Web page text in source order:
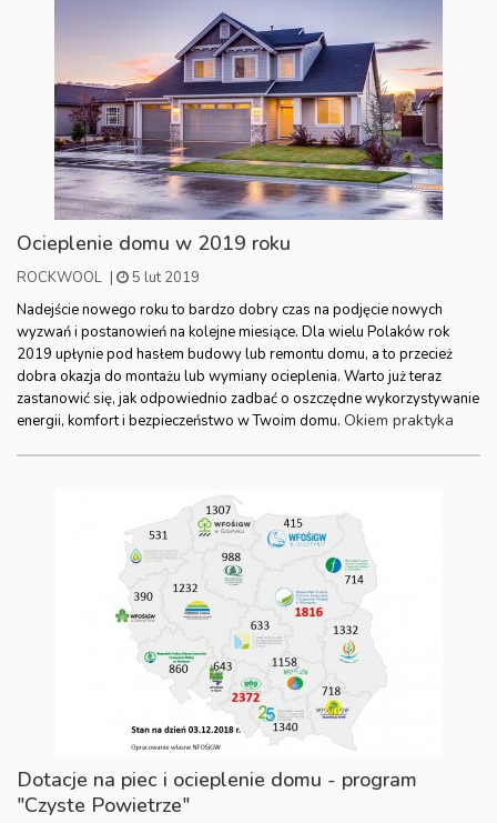
Ocieplenie domu w 2019 roku
ROCKWOOL |
5 lut 2019
Nadejście nowego roku to bardzo dobry czas na podjęcie nowych
wyzwań i postanowień na kolejne miesiące. Dla wielu Polaków rok
2019 upłynie pod hasłem budowy lub remontu domu, a to przecież
dobra okazja do montażu lub wymiany ocieplenia. Warto już teraz
zastanowić się, jak odpowiednio zadbać o oszczędne wykorzystywanie
energii, komfort i bezpieczeństwo w Twoim domu. Okiem praktyka
Dotacje na piec i ocieplenie domu - program
"Czyste Powietrze"